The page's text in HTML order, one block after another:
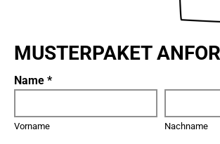
MUSTERPAKET
Name *
Vorname Nachname